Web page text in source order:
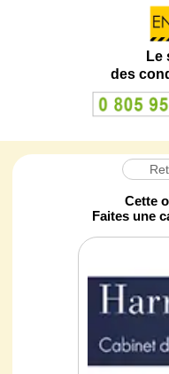
Le
des
Cette
Faites une